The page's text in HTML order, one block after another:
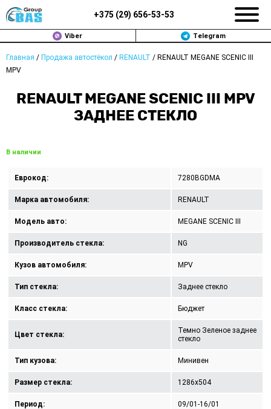
+375 (29) 656-53-53
Viber Telegram
Главная / Продажа автостёкол / RENAULT / RENAULT MEGANE SCENIC III
MPV
RENAULT MEGANE SCENIC III MPV
ЗАДНЕЕ СТЕКЛО
В наличии
Еврокод: 7280BGDMA
Марка автомобиля: RENAULT
Модель авто: MEGANE SCENIC III
Производитель стекла: NG
Кузов автомобиля: MPV
Тип стекла: Заднее стекло
Класс стекла: Бюджет
Цвет стекла:
Темно Зеленое заднее
стекло
Тип кузова: Минивен
Размер стекла: 1286x504
Период: 09/01-16/01
ЗАМЕНА АВТОСТЕКОЛ В МИНСКЕ
ПРОДАЖА АВТОСТЁКОЛ
ДОП. УСЛУГИ
ВОПРОС-ОТВЕТ
КОНТАКТЫ